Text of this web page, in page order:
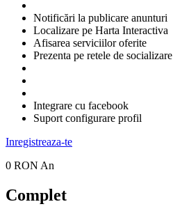
Notificări la publicare anunturi
Localizare pe Harta Interactiva
Afisarea serviciilor oferite
Prezenta pe retele de socializare
Integrare cu facebook
Suport configurare profil
Inregistreaza-te
0 RON An
Complet